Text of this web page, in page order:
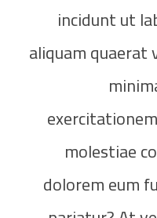
incidunt ut
aliquam
molestiae
dolorem eum